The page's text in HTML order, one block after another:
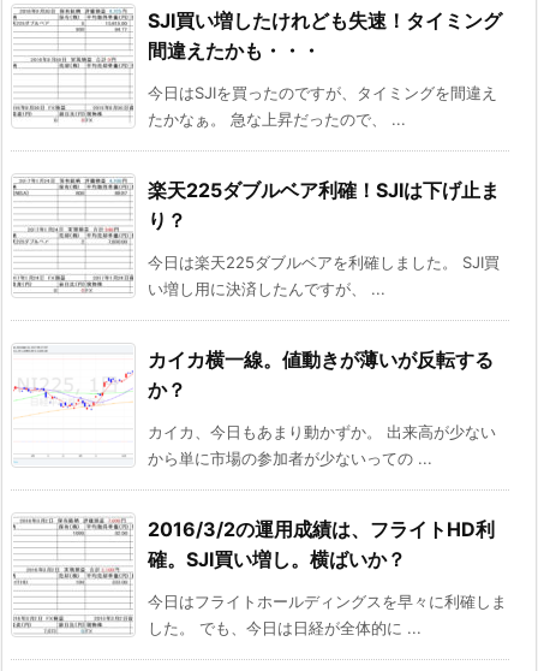
SJI買い増したけれども失速！タイミング
間違えたかも・・・
今日はSJIを買ったのですが、タイミングを間違え
たかなぁ。 急な上昇だったので、 ...
楽天225ダブルベア利確！SJIは下げ止ま
り？
今日は楽天225ダブルベアを利確しました。 SJI買
い増し用に決済したんですが、 ...
カイカ横一線。値動きが薄いが反転する
か？
カイカ、今日もあまり動かずか。 出来高が少ない
から単に市場の参加者が少ないっての ...
2016/3/2の運用成績は、フライトHD利
確。SJI買い増し。横ばいか？
今日はフライトホールディングスを早々に利確しま
した。 でも、今日は日経が全体的に ...